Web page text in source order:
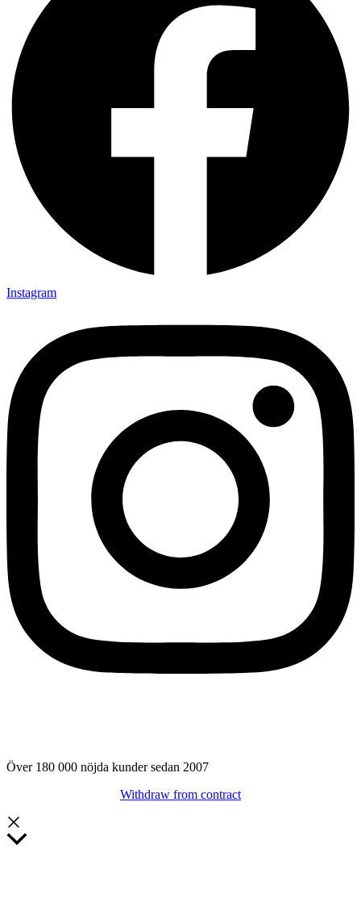
Instagram
Över 180 000 nöjda kunder sedan 2007
Withdraw from contract